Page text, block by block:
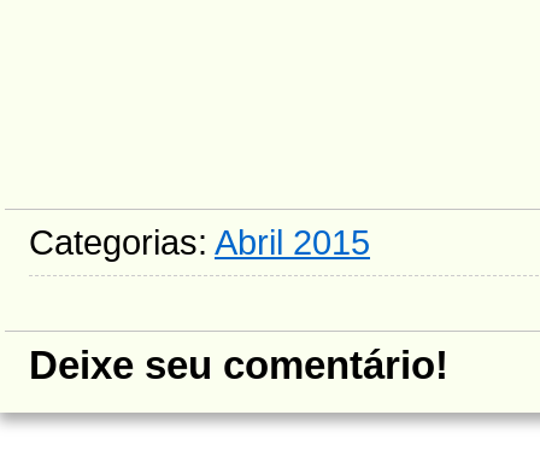
Categorias: Abril 2015
Deixe seu comentário!